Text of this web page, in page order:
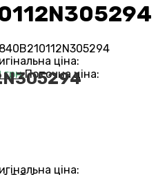
ціна:
грн.Поточна ціна:
ціна: